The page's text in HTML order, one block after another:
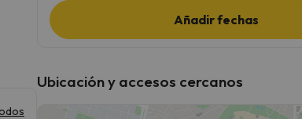
Añadir fechas
Ubicación y accesos cercanos